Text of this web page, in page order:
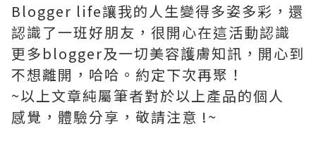
Blogger life讓我的人生變得多姿多彩，還
認識了一班好朋友，很開心在這活動認識
更多blogger及一切美容護膚知訊，開心到
不想離開，哈哈。約定下次再聚！
~以上文章純屬筆者對於以上產品的個人
感覺，體驗分享，敬請注意 !~